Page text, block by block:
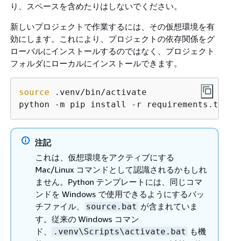
り、スペースを含めたりはしないでください。
新しいプロジェクトで作業するには、その仮想環境を有
効にします。これにより、プロジェクトの依存関係をグ
ローバルにインストールするのではなく、プロジェクト
フォルダにローカルにインストールできます。
source .venv/bin/activate
python -m pip install -r requirements.txt
注記
これは、仮想環境をアクティブにする
Mac/Linux コマンドとして認識されるかもしれ
ません。Python テンプレートには、同じコマ
ンドを Windows で使用できるようにするバッ
チファイル、
source.bat が含まれていま
す。従来の Windows コマン
ド、
.venv\Scripts\activate.bat
も機